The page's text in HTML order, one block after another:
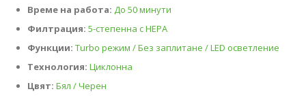
Време на работа: До 50 минути
Филтрация: 5-степенна с HEPA
Функции: Turbo режим / Без заплитане / LED осветление
Технология: Циклонна
Цвят: Бял / Черен